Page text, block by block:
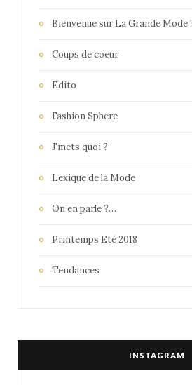
Bienvenue sur La Grande Mode !
Coups de coeur
Edito
Fashion Sphere
J'mets quoi ?
Lexique de la Mode
On en parle ?…
Printemps Eté 2018
Tendances
INSTAGRAM